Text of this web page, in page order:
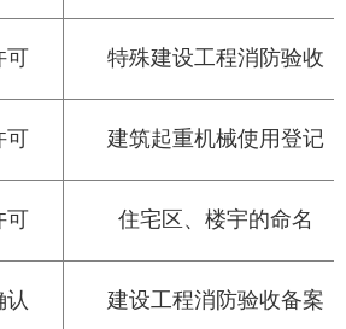
可 特殊建设工程消防验收
可 建筑起重机械使用登记
可 住宅区、楼宇的命名
认 建设工程消防验收备案